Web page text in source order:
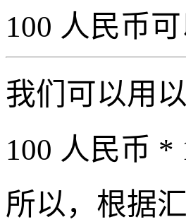
100 人民币
我们可以用
100 人民币 *
所以，根据